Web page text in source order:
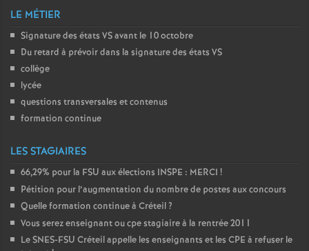
LE MÉTIER
Signature des états VSavant le 10 octobre
Du retard à prévoir dans la signature des états VS
collège
lycée
questions transversales et contenus
formation continue
LES STAGIAIRES
66,29% pour la FSU aux élections INSPE : MERCI !
Pétition pour l’augmentation du nombre de postes aux concours
Quelle formation continue à Créteil?
Vous serez enseignant ou cpe stagiaire à la rentrée 2011
LeSNES-FSU Créteil appelle les enseignants et les CPE à refuser le